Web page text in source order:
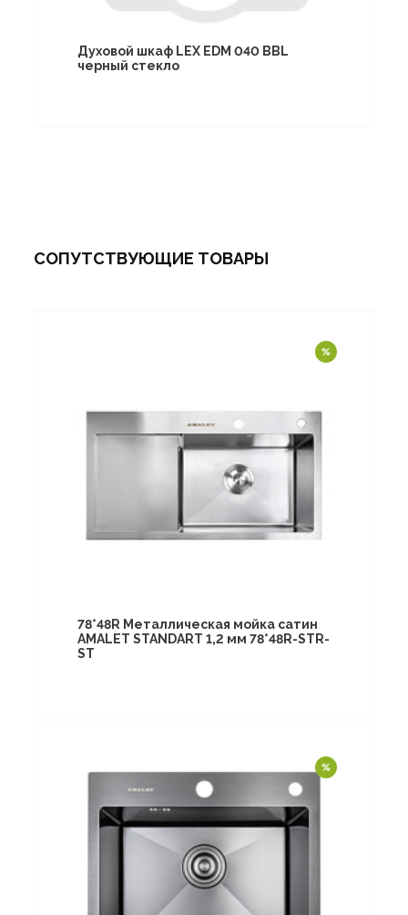
Духовой шкаф LEX EDM 040 BBL
черный стекло
СОПУТСТВУЮЩИЕ ТОВАРЫ
78*48R Металлическая мойка сатин
AMALET STANDART 1,2 мм 78*48R-STR-
ST